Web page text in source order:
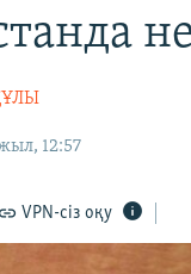
12:57
VPN-сіз оқу